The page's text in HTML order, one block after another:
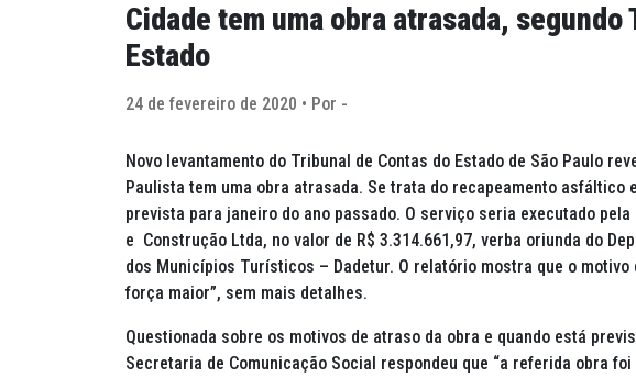
Cidade tem uma obra atrasada, segundo
Estado
24 de fevereiro de 2020 • Por -
Novo levantamento do Tribunal de Contas do Estado de São Paulo
Paulista tem uma obra atrasada. Se trata do recapeamento asfáltico
prevista para janeiro do ano passado. O serviço seria executado
e Construção Ltda, no valor de R$ 3.314.661,97, verba oriunda do
dos Municípios Turísticos – Dadetur. O relatório mostra que o
força maior”, sem mais detalhes.
Questionada sobre os motivos de atraso da obra e quando está
Secretaria de Comunicação Social respondeu que “a referida obra